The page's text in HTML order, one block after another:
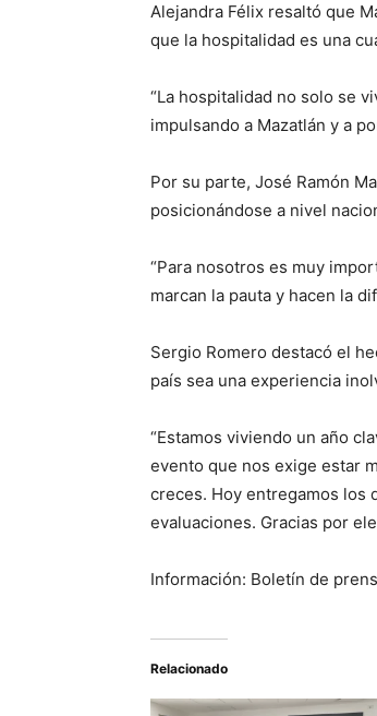
Alejandra Félix resaltó que
que la hospitalidad es una
“La hospitalidad no solo se
impulsando a Mazatlán y a
Por su parte, José Ramón
posicionándose a nivel
“Para nosotros es muy
marcan la pauta y hacen la
Sergio Romero destacó el
país sea una experiencia
“Estamos viviendo un año
evento que nos exige estar
creces. Hoy entregamos los
evaluaciones. Gracias por
Información: Boletín de
Relacionado